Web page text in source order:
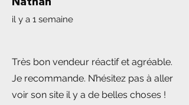
Nathan
il y a 1 semaine
Très bon vendeur réactif et agréable.
Je recommande. N’hésitez pas à aller
voir son site il y a de belles choses !